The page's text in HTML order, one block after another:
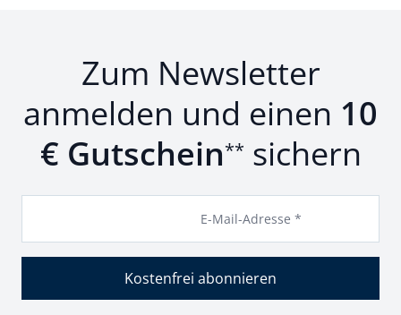
Zum Newsletter
anmelden und einen 10
€ Gutschein** sichern
E-Mail-Adresse *
Kostenfrei abonnieren